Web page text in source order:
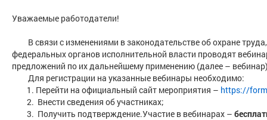
Уважаемые работодатели!
В связи с изменениями в законодательстве об охране
федеральных органов исполнительной власти проводят
предложений по их дальнейшему применению (далее –
Для регистрации на указанные вебинары необходимо:
Перейти на официальный сайт мероприятия – https://
Внести сведения об участниках;
Получить подтверждение.Участие в вебинарах –